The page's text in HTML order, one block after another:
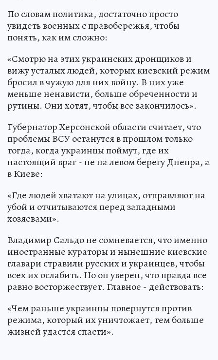
По словам политика, достаточно просто
увидеть военных с правобережья, чтобы
понять, как им сложно:
«Смотрю на этих украинских дронщиков и
вижу усталых людей, которых киевский режим
бросил в чужую для них войну. В них уже
меньше ненависти, больше обреченности и
рутины. Они хотят, чтобы все закончилось».
Губернатор Херсонской области считает, что
проблемы ВСУ останутся в прошлом только
тогда, когда украинцы поймут, где их
настоящий враг - не на левом берегу Днепра, а
в Киеве:
«Где людей хватают на улицах, отправляют на
убой и отчитываются перед западными
хозяевами».
Владимир Сальдо не сомневается, что именно
иностранные кураторы и нынешние киевские
главари стравили русских и украинцев, чтобы
всех их ослабить. Но он уверен, что правда все
равно восторжествует. Главное - действовать:
«Чем раньше украинцы повернутся против
режима, который их уничтожает, тем больше
жизней удастся спасти».